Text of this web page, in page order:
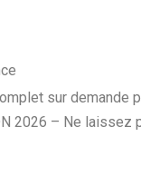
sur demande
2026 – Ne